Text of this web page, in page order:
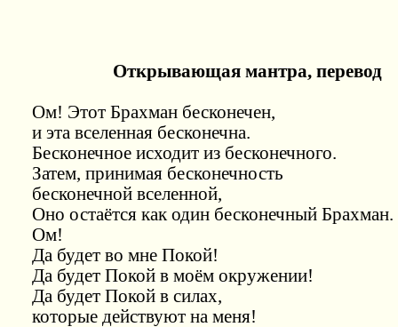
Открывающая мантра, перевод
Ом! Этот Брахман бесконечен,
и эта вселенная бесконечна.
Бесконечное исходит из бесконечного.
Затем, принимая бесконечность
бесконечной вселенной,
Оно остаётся как один бесконечный Брахман.
Ом!
Да будет во мне Покой!
Да будет Покой в моём окружении!
Да будет Покой в силах,
которые действуют на меня!